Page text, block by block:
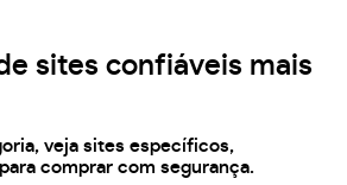
sites confiáveis mais
veja sites específicos,
comprar com segurança.